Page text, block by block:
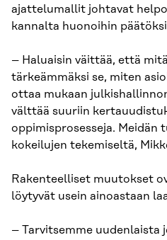
ajattelumallit johtavat
kannalta huonoihin
– Haluaisin väittää, että
tärkeämmäksi se, miten
ottaa mukaan
välttää suuriin
oppimisprosesseja. Meidän
kokeilujen tekemiseltä,
Rakenteelliset muutokset
löytyvät usein ainoastaan
– Tarvitsemme uudenlaista